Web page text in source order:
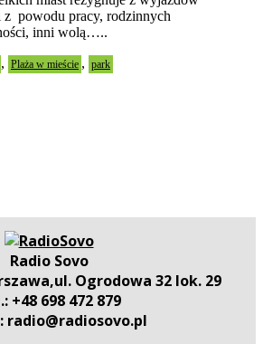
z powodu pracy, rodzinnych
inni wolą…..
, Plaża w mieście , park
Radio Sovo
Ogrodowa 32 lok. 29
+48 698 472 879
radio@radiosovo.pl